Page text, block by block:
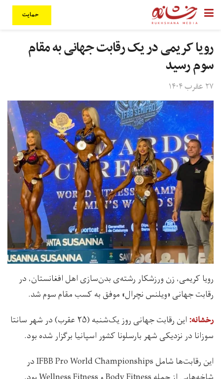
حمایت
رویا کریمی در یک رقابت جهانی به مقام
سوم رسید
۲۷ عقرب ۱۴۰۴
رویا کریمی، زن ورزشکار رشته‌ی بدن‌سازی اهل افغانستان، در
رقابت‌ جهانی «ویلنس نچرال» موفق به کسب مقام سوم شد.
رخشانه:
اين رقابت جهانی روز یک‌شنبه (۲۵ عقرب) در شهر سانتا
سوزانا در نزدیکی شهر بارسلونا کشور اسپانیا برگزار شده بود.
این رقابت‌ها شامل IFBB Pro World Championships در